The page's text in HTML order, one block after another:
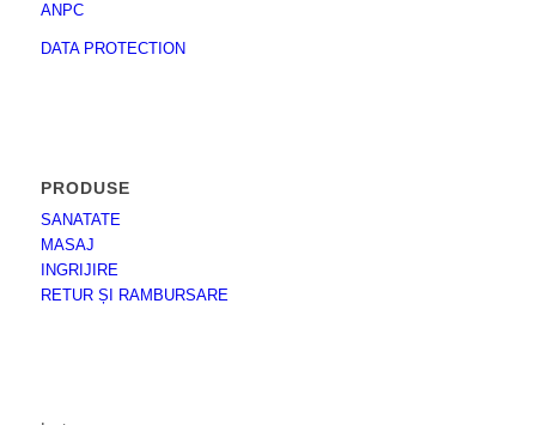
ANPC
DATA PROTECTION
PRODUSE
SANATATE
MASAJ
INGRIJIRE
RETUR ȘI RAMBURSARE